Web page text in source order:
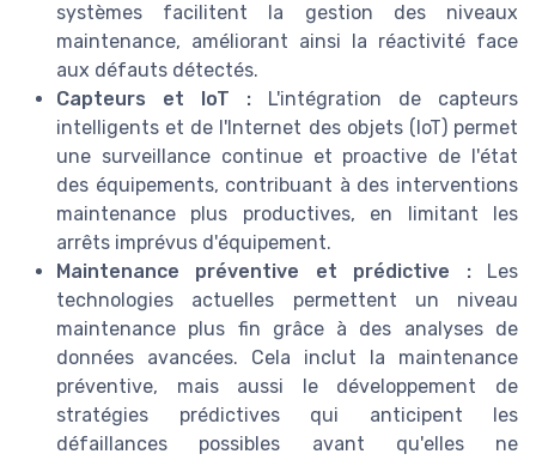
systèmes facilitent la gestion des niveaux
maintenance, améliorant ainsi la réactivité face
aux défauts détectés.
Capteurs et IoT : L'intégration de capteurs
intelligents et de l'Internet des objets (IoT) permet
une surveillance continue et proactive de l'état
des équipements, contribuant à des interventions
maintenance plus productives, en limitant les
arrêts imprévus d'équipement.
Maintenance préventive et prédictive :Les
technologies actuelles permettent un niveau
maintenance plus fin grâce à des analyses de
données avancées. Cela inclut la maintenance
préventive, mais aussi le développement de
stratégies prédictives qui anticipent les
défaillances possibles avant qu'elles ne